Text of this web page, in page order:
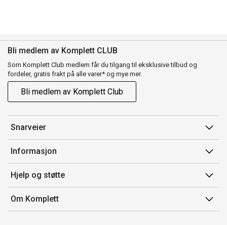
Bli medlem av Komplett CLUB
Som Komplett Club medlem får du tilgang til eksklusive tilbud og
fordeler, gratis frakt på alle varer* og mye mer.
Bli medlem av Komplett Club
Snarveier
Min side
Ordreoversikt
Flex
Komplett Club
Informasjon
Salgsbetingelser
Medlemsvilkår for Komplett Club
Merker/produsent
Hjelp og støtte
Kontakt oss
Kundeservice
Om Komplett